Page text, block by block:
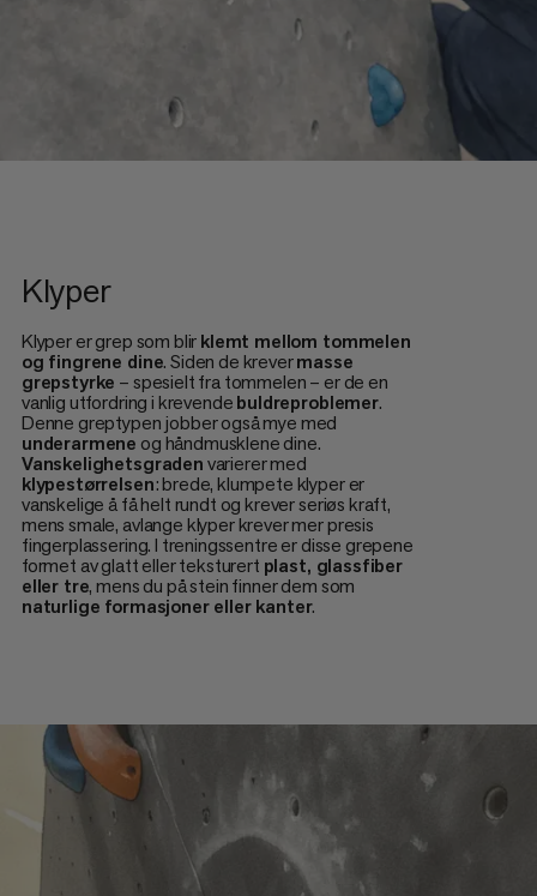
Klyper
Klyper er grep som blirklemt mellom tommelen
og fingrene dine. Siden de krevermasse
grepstyrke – spesielt fra tommelen – er de en
vanlig utfordring i krevendebuldreproblemer.
Denne greptypen jobber også mye med
underarmene og håndmusklene dine.
Vanskelighetsgradenvarierer med
klypestørrelsen: brede, klumpete klyper er
vanskelige å få helt rundt og krever seriøs kraft,
mens smale, avlange klyper krever mer presis
fingerplassering. I treningssentre er disse grepene
formet av glatt eller teksturert plast, glassfiber
eller tre, mens du på stein finner dem som
naturlige formasjoner eller kanter.